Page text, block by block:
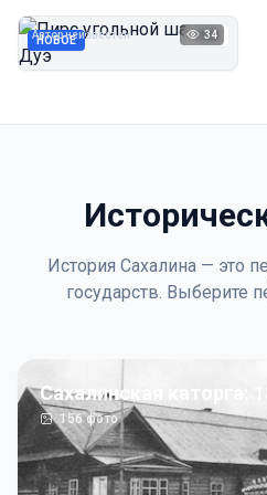
НОВОЕ 1923
Автор неизвестен 34
История Сахалина — это
государств. Выберите
Сахалинская каторга:
156фото